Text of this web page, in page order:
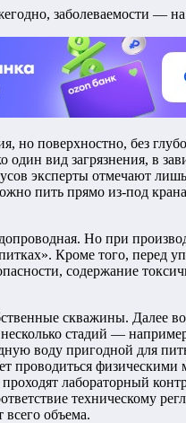
заболеваемости —
поверхностно, без
вид загрязнения, в
эксперты отмечают
пить прямо из-под
Но при
Кроме того, перед
содержание
скважины. Далее
стадий —
воду пригодной для
проводиться
лабораторный
техническому
объема.